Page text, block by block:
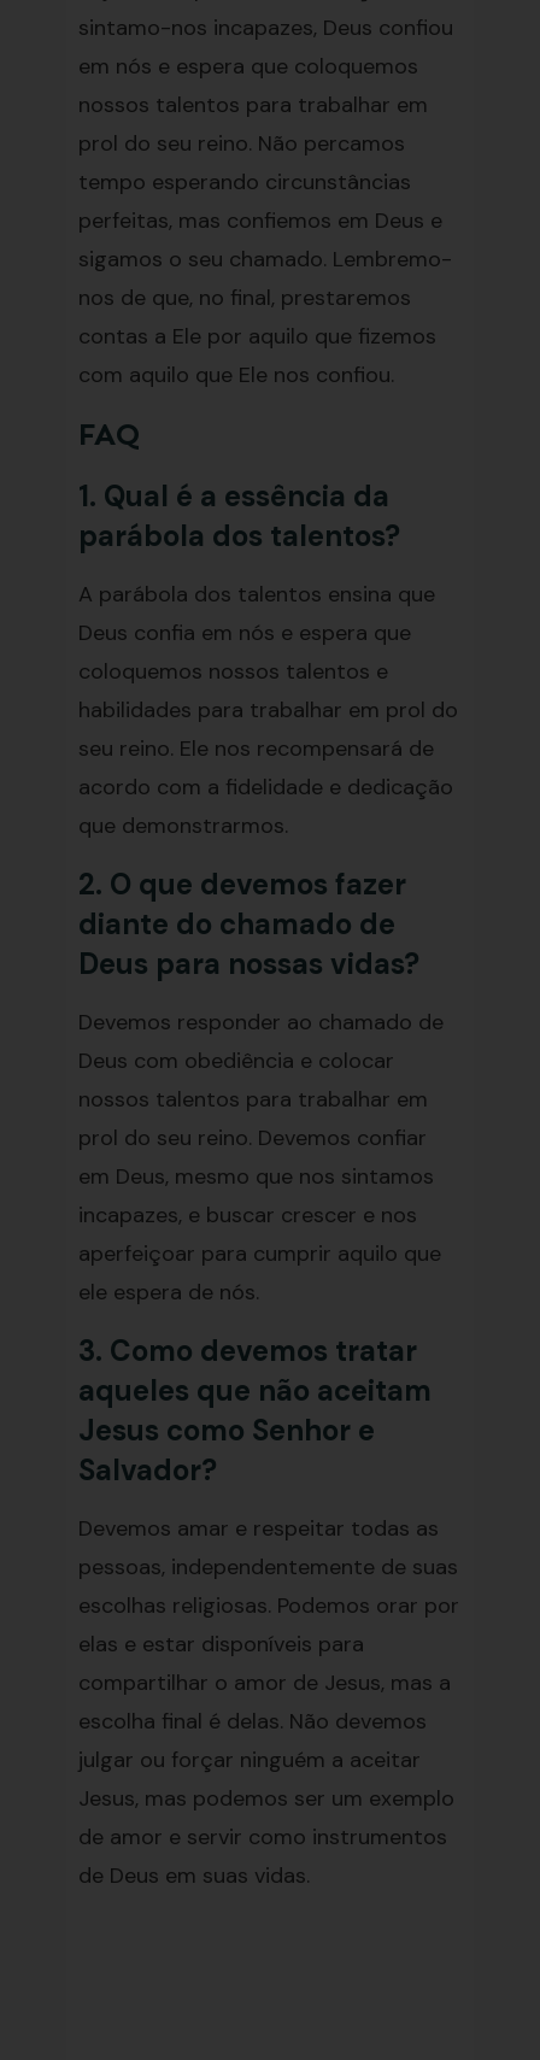
sintamo-nos incapazes, Deus confiou
em nós e espera que coloquemos
nossos talentos para trabalhar em
prol do seu reino. Não percamos
tempo esperando circunstâncias
perfeitas, mas confiemos em Deus e
sigamos o seu chamado. Lembremo-
nos de que, no final, prestaremos
contas a Ele por aquilo que fizemos
com aquilo que Ele nos confiou.
FAQ
1. Qual é a essência da
parábola dos talentos?
A parábola dos talentos ensina que
Deus confia em nós e espera que
coloquemos nossos talentos e
habilidades para trabalhar em prol do
seu reino. Ele nos recompensará de
acordo com a fidelidade e dedicação
que demonstrarmos.
2. O que devemos fazer
diante do chamado de
Deus para nossas vidas?
Devemos responder ao chamado de
Deus com obediência e colocar
nossos talentos para trabalhar em
prol do seu reino. Devemos confiar
em Deus, mesmo que nos sintamos
incapazes, e buscar crescer e nos
aperfeiçoar para cumprir aquilo que
ele espera de nós.
3. Como devemos tratar
aqueles que não aceitam
Jesus como Senhor e
Salvador?
Devemos amar e respeitar todas as
pessoas, independentemente de suas
escolhas religiosas. Podemos orar por
elas e estar disponíveis para
compartilhar o amor de Jesus, mas a
escolha final é delas. Não devemos
julgar ou forçar ninguém a aceitar
Jesus, mas podemos ser um exemplo
de amor e servir como instrumentos
de Deus em suas vidas.